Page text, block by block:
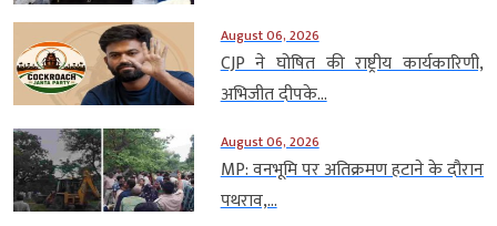
August 06, 2026
CJP ने घोषित की राष्ट्रीय कार्यकारिणी,
अभिजीत दीपके...
August 06, 2026
MP: वनभूमि पर अतिक्रमण हटाने के दौरान
पथराव,...